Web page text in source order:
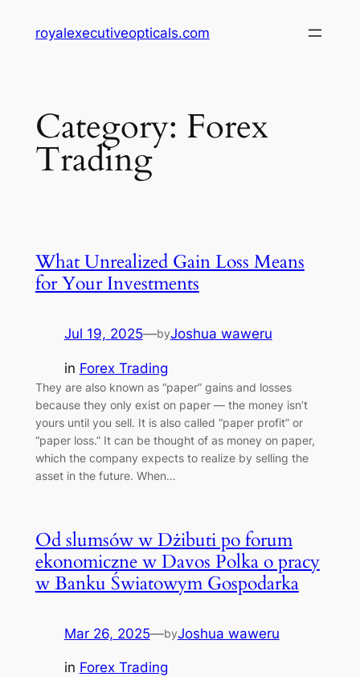
royalexecutiveopticals.com
Category: Forex
Trading
What Unrealized Gain Loss Means
for Your Investments
Jul 19, 2025—byJoshua waweru
in Forex Trading
They are also known as “paper” gains and losses
because they only exist on paper — the money isn’t
yours until you sell. It is also called “paper profit” or
“paper loss.” It can be thought of as money on paper,
which the company expects to realize by selling the
asset in the future. When…
Od slumsów w Dżibuti po forum
ekonomiczne w Davos Polka o pracy
w Banku Światowym Gospodarka
Mar 26, 2025—byJoshua waweru
in Forex Trading